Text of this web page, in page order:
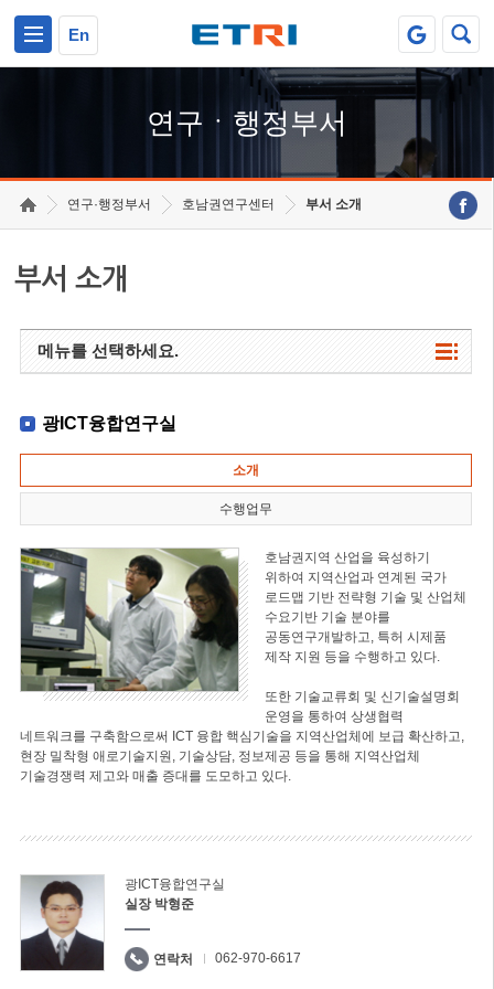
En
연구ㆍ행정부서
연구·행정부서 호남권연구센터 부서 소개
부서 소개
메뉴를 선택하세요.
광ICT융합연구실
소개
수행업무
호남권지역 산업을 육성하기
위하여 지역산업과 연계된 국가
로드맵 기반 전략형 기술 및 산업체
수요기반 기술 분야를
공동연구개발하고, 특허 시제품
제작 지원 등을 수행하고 있다.
또한 기술교류회 및 신기술설명회
운영을 통하여 상생협력
네트워크를 구축함으로써 ICT 융합 핵심기술을 지역산업체에 보급 확산하고,
현장 밀착형 애로기술지원, 기술상담, 정보제공 등을 통해 지역산업체
기술경쟁력 제고와 매출 증대를 도모하고 있다.
광ICT융합연구실
실장 박형준
연락처 062-970-6617